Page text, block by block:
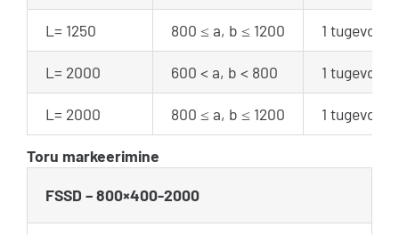
L= 1250 800 ≤ a, b ≤ 1200 1
L= 2000 600 < a, b < 800 1
L= 2000 800 ≤ a, b ≤ 1200 1
Toru markeerimine
FSSD – 800×400-2000